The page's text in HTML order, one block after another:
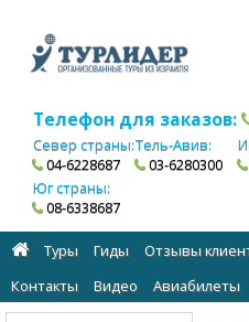
Телефон для заказов:
Север страны:
04-6228687
Тель-Авив:
03-6280300
Юг страны:
08-6338687
Туры Гиды Отзывы
Контакты
Видео Авиабилеты